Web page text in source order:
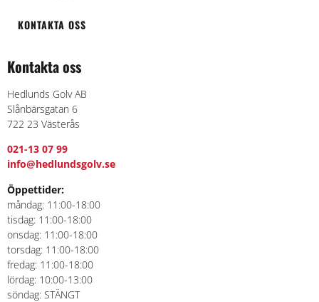
KONTAKTA OSS
Kontakta oss
Hedlunds Golv AB
Slånbärsgatan 6
722 23 Västerås
021-13 07 99
info@hedlundsgolv.se
Öppettider:
måndag: 11:00-18:00
tisdag: 11:00-18:00
onsdag: 11:00-18:00
torsdag: 11:00-18:00
fredag: 11:00-18:00
lördag: 10:00-13:00
söndag: STÄNGT